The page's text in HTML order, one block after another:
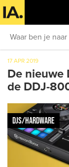
17 APR 2019
De nieuwe
de DDJ-
DJS/HARDWARE